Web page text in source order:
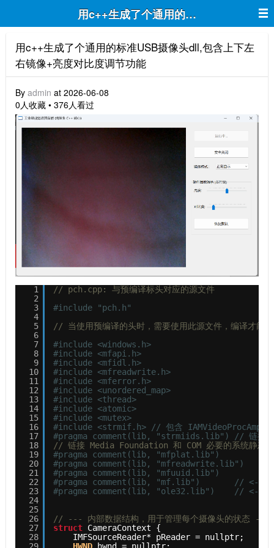
用c++生成了个通用的标准USB摄像头
用c++生成了个通用的标准USB摄像头dll,包含上下左
右镜像+亮度对比度调节功能
By admin at 2026-06-08
0人收藏 • 376人看过
1
2
3
4
5
6
7
8
9
10
11
12
13
14
15
16
17
18
19
20
21
22
23
24
25
26
27
28
// pch.cpp: 与预编译标头对应的源文件
#include "pch.h"
// 当使用预编译的头时，需要使用此源文件，编译才能
#include <windows.h>
#include <mfapi.h>
#include <mfidl.h>
#include <mfreadwrite.h>
#include <mferror.h>
#include <unordered_map>
#include <thread>
#include <atomic>
#include <mutex>
#include <strmif.h> // 包含 IAMVideoProcAmp 硬
#pragma comment(lib, "strmiids.lib") // 链接对
// 链接 Media Foundation 和 COM 必要的系统静态库
#pragma comment(lib, "mfplat.lib")
#pragma comment(lib, "mfreadwrite.lib")
#pragma comment(lib, "mfuuid.lib")
#pragma comment(lib, "mf.lib")       // <--- 解
#pragma comment(lib, "ole32.lib")    // <---
// --- 内部数据结构，用于管理每个摄像头的状态 ---
struct CameraContext {
IMFSourceReader* pReader = nullptr;